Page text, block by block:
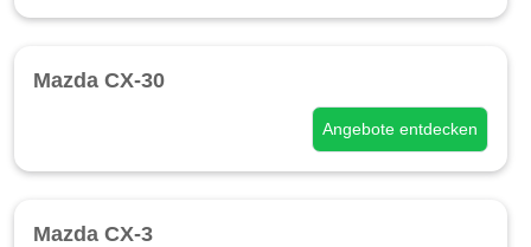
Mazda CX-30
Angebote entdecken
Mazda CX-3